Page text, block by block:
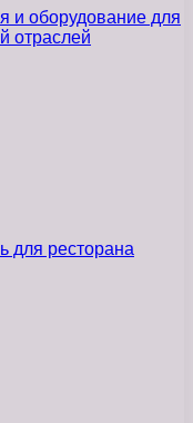
и оборудование для
отраслей
для ресторана